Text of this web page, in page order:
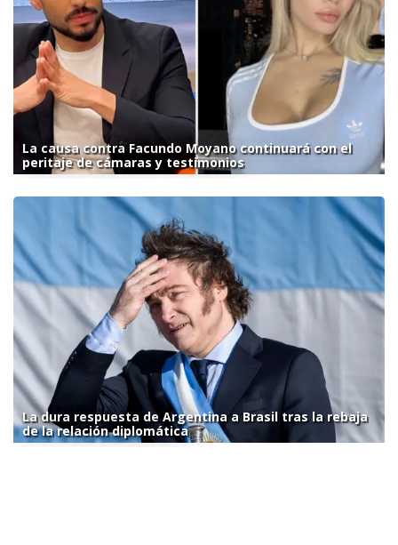
La causa contra Facundo Moyano continuará con el
peritaje de cámaras y testimonios
La dura respuesta de Argentina a Brasil tras la rebaja
de la relación diplomática